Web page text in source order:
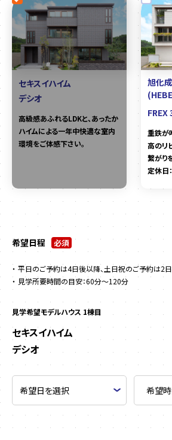
セキスイハイム
デシオ
高級感あふれるLDKと、あったか
ハイムによる一年中快適な室内
環境をご体感下さい。
旭化
FREX
重鉄が
高のリ
繋がり
定休日
希望日程 必須
平日のご予約は4日後以降、土日祝のご予約は2日
見学所要時間の目安：60分～120分
見学希望モデルハウス 1棟目
セキスイハイム
デシオ